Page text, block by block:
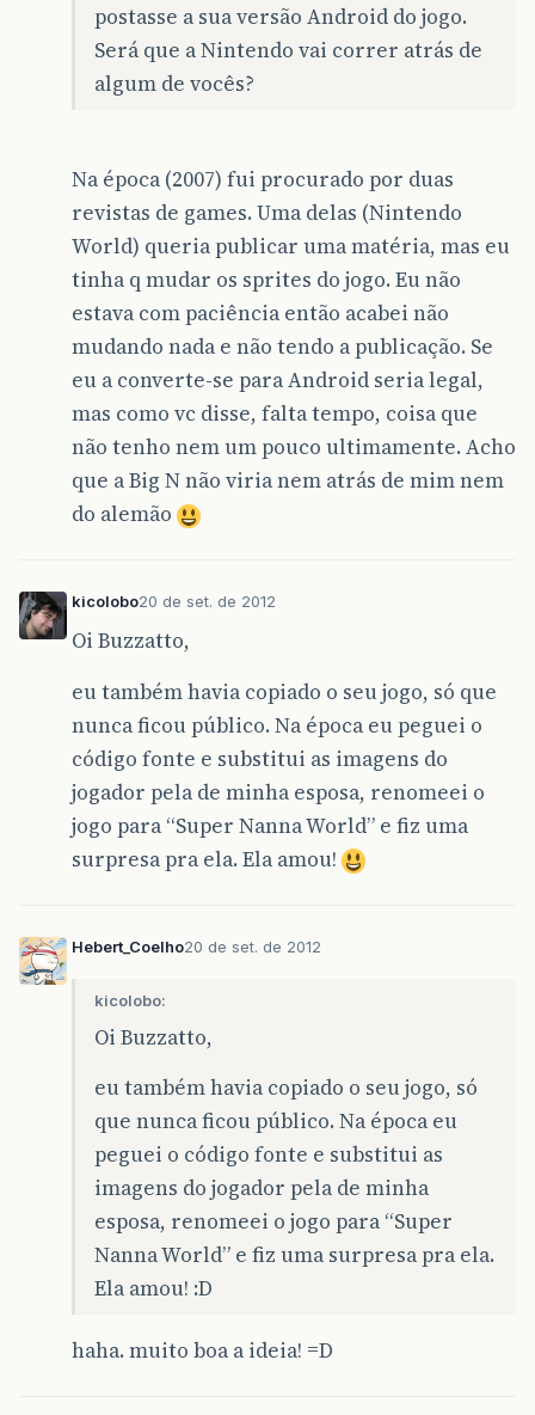
postasse a sua versão Android do jogo.
Será que a Nintendo vai correr atrás de
algum de vocês?
Na época (2007) fui procurado por duas
revistas de games. Uma delas (Nintendo
World) queria publicar uma matéria, mas eu
tinha q mudar os sprites do jogo. Eu não
estava com paciência então acabei não
mudando nada e não tendo a publicação. Se
eu a converte-se para Android seria legal,
mas como vc disse, falta tempo, coisa que
não tenho nem um pouco ultimamente. Acho
que a Big N não viria nem atrás de mim nem
do alemão
kicolobo20 de set. de 2012
Oi Buzzatto,
eu também havia copiado o seu jogo, só que
nunca ficou público. Na época eu peguei o
código fonte e substitui as imagens do
jogador pela de minha esposa, renomeei o
jogo para “Super Nanna World” e fiz uma
surpresa pra ela. Ela amou!
Hebert_Coelho20 de set. de 2012
kicolobo:
Oi Buzzatto,
eu também havia copiado o seu jogo, só
que nunca ficou público. Na época eu
peguei o código fonte e substitui as
imagens do jogador pela de minha
esposa, renomeei o jogo para “Super
Nanna World” e fiz uma surpresa pra ela.
Ela amou! :D
haha. muito boa a ideia! =D